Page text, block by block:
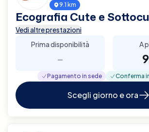
9.1 km
Ecografia Cute e
Vedi altre prestazioni
Prima disponibilità
-
A
Pagamento in sede Conferma
Scegli giorno e ora